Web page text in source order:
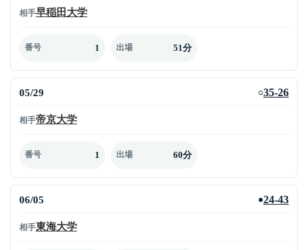
相手早稲田大学
番号 1 出場 51分
05/29 ○35-26
相手帝京大学
番号 1 出場 60分
06/05 ●24-43
相手東海大学